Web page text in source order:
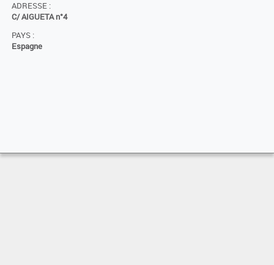
ADRESSE :
C/ AIGUETA n°4
PAYS :
Espagne